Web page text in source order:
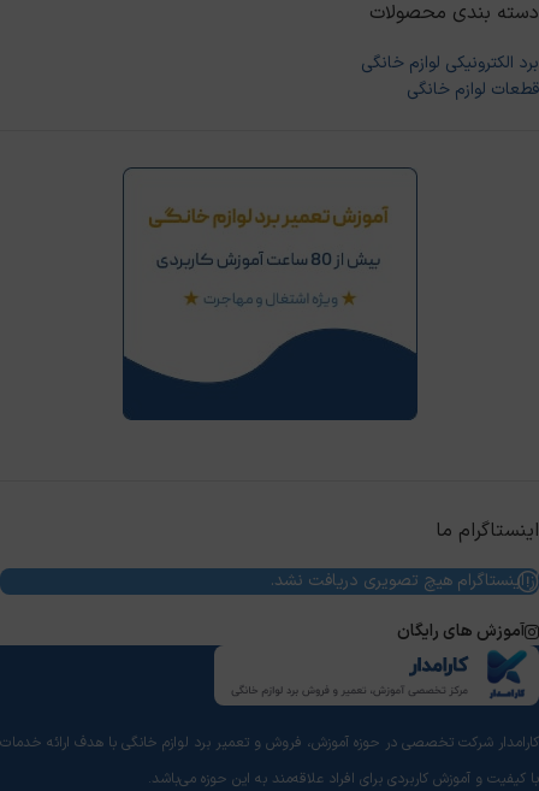
دسته‌ بندی محصولات
برد الکترونیکی لوازم خانگی
قطعات لوازم خانگی
اینستاگرام ما
از اینستاگرام هیچ تصویری دریافت نشد.
آموزش های رایگان
کارامدار شرکت تخصصی در حوزه آموزش، فروش و تعمیر برد لوازم خانگی با هدف ارائه خدمات
با کیفیت و آموزش‌ کاربردی برای افراد علاقه‌مند به این حوزه می‌باشد.